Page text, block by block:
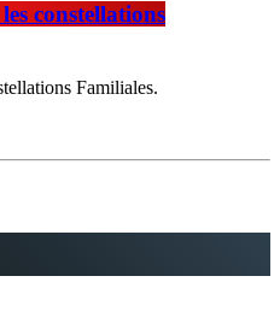
constellations
Familiales.